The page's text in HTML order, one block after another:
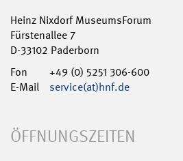
Heinz Nixdorf MuseumsForum
Fürstenallee 7
D-33102 Paderborn
Fon
+49 (0) 5251 306-600
E-Mail
service(at)hnf.de
ÖFFNUNGSZEITEN